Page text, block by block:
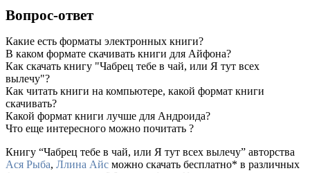
Вопрос-ответ
Какие есть форматы электронных книги?
В каком формате скачивать книги для Айфона?
Как скачать книгу "Чабрец тебе в чай, или Я тут всех
вылечу"?
Как читать книги на компьютере, какой формат книги
скачивать?
Какой формат книги лучше для Андроида?
Что еще интересного можно почитать ?
Книгу “Чабрец тебе в чай, или Я тут всех вылечу” авторства
Ася Рыба, Ллина Айс можно скачать бесплатно* в различных